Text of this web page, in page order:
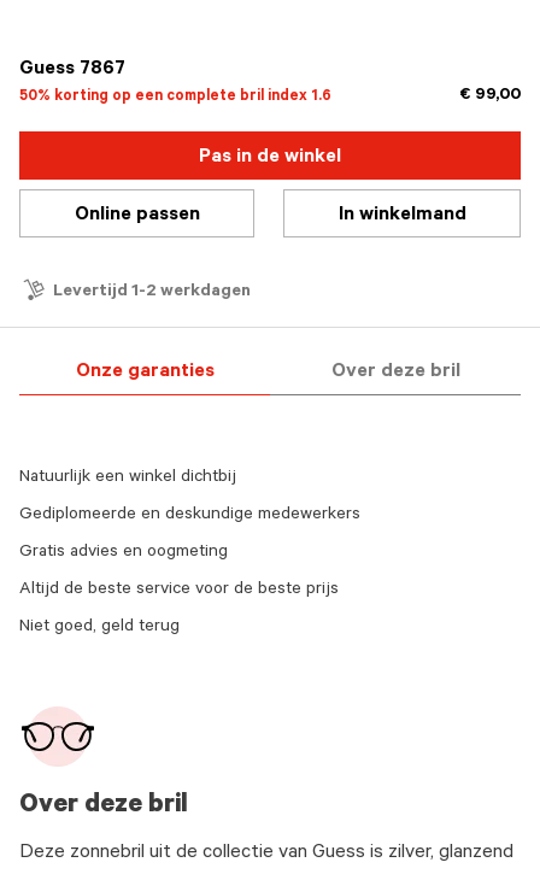
Guess 7867
50% korting op een complete bril index 1.6 € 99,00
Pas in de winkel
Online passen In winkelmand
Levertijd 1-2 werkdagen
Onze garanties Over deze bril
Over deze bril
Deze zonnebril uit de collectie van Guess is zilver, glanzend
Natuurlijk een winkel dichtbij
Gediplomeerde en deskundige medewerkers
Gratis advies en oogmeting
Altijd de beste service voor de beste prijs
Niet goed, geld terug